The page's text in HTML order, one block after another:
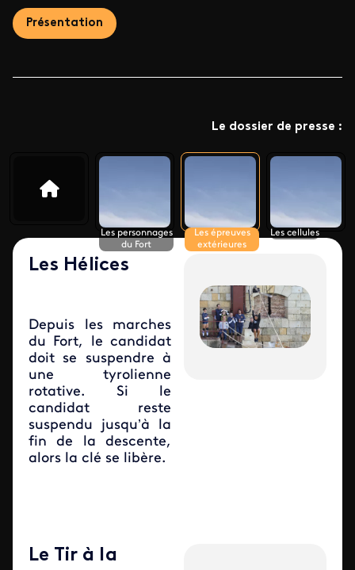
Présentation
Le dossier de presse :
Les personnages
du Fort
Les épreuves
extérieures
Les cellules
Les Hélices
Depuis les marches
du Fort, le candidat
doit se suspendre à
une tyrolienne
rotative. Si le
candidat reste
suspendu jusqu’à la
fin de la descente,
alors la clé se libère.
Le Tir à la